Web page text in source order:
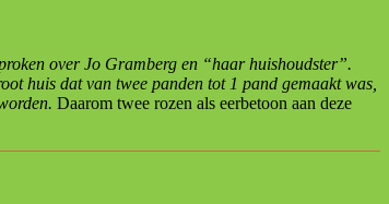
over Jo Gramberg en “haar huishoudster”.
huis dat van twee panden tot 1 pand gemaakt was,
Daarom twee rozen als eerbetoon aan deze